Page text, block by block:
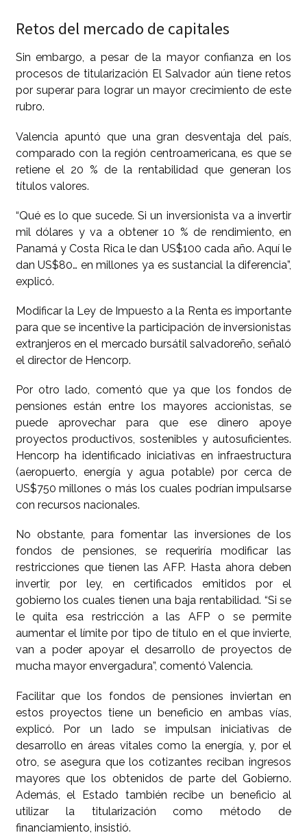
Retos del mercado de capitales
Sin embargo, a pesar de la mayor confianza en los
procesos de titularización El Salvador aún tiene retos
por superar para lograr un mayor crecimiento de este
rubro.
Valencia apuntó que una gran desventaja del país,
comparado con la región centroamericana, es que se
retiene el 20 % de la rentabilidad que generan los
títulos valores.
“Qué es lo que sucede. Si un inversionista va a invertir
mil dólares y va a obtener 10 % de rendimiento, en
Panamá y Costa Rica le dan US$100 cada año. Aquí le
dan US$80… en millones ya es sustancial la diferencia”,
explicó.
Modificar la Ley de Impuesto a la Renta es importante
para que se incentive la participación de inversionistas
extranjeros en el mercado bursátil salvadoreño, señaló
el director de Hencorp.
Por otro lado, comentó que ya que los fondos de
pensiones están entre los mayores accionistas, se
puede aprovechar para que ese dinero apoye
proyectos productivos, sostenibles y autosuficientes.
Hencorp ha identificado iniciativas en infraestructura
(aeropuerto, energía y agua potable) por cerca de
US$750 millones o más los cuales podrían impulsarse
con recursos nacionales.
No obstante, para fomentar las inversiones de los
fondos de pensiones, se requeriría modificar las
restricciones que tienen las AFP. Hasta ahora deben
invertir, por ley, en certificados emitidos por el
gobierno los cuales tienen una baja rentabilidad. “Si se
le quita esa restricción a las AFP o se permite
aumentar el límite por tipo de título en el que invierte,
van a poder apoyar el desarrollo de proyectos de
mucha mayor envergadura”, comentó Valencia.
Facilitar que los fondos de pensiones inviertan en
estos proyectos tiene un beneficio en ambas vías,
explicó. Por un lado se impulsan iniciativas de
desarrollo en áreas vitales como la energía, y, por el
otro, se asegura que los cotizantes reciban ingresos
mayores que los obtenidos de parte del Gobierno.
Además, el Estado también recibe un beneficio al
utilizar la titularización como método de
financiamiento, insistió.